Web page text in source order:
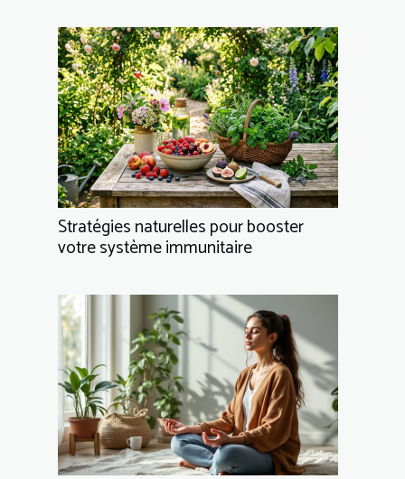
Stratégies naturelles pour booster
votre système immunitaire